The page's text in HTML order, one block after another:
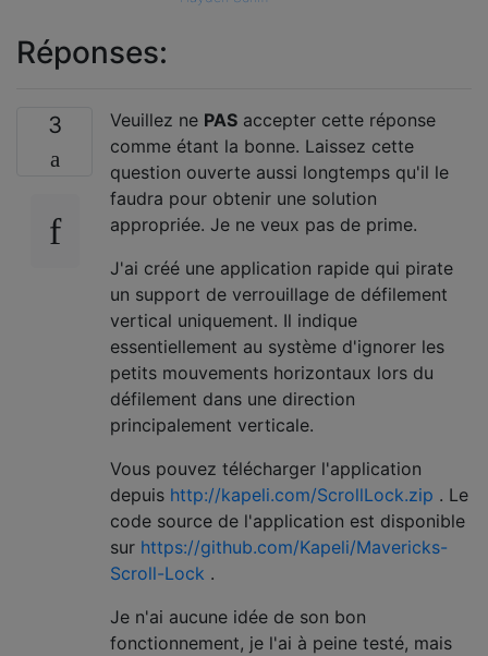
Réponses:
3 Veuillez ne PAS accepter cette réponse
comme étant la bonne. Laissez cette
question ouverte aussi longtemps qu'il le
faudra pour obtenir une solution
appropriée. Je ne veux pas de prime.
J'ai créé une application rapide qui pirate
un support de verrouillage de défilement
vertical uniquement. Il indique
essentiellement au système d'ignorer les
petits mouvements horizontaux lors du
défilement dans une direction
principalement verticale.
Vous pouvez télécharger l'application
depuis http://kapeli.com/ScrollLock.zip . Le
code source de l'application est disponible
sur https://github.com/Kapeli/Mavericks-
Scroll-Lock .
Je n'ai aucune idée de son bon
fonctionnement, je l'ai à peine testé, mais